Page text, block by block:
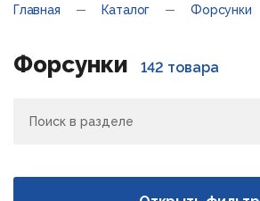
Главная Каталог Форсунки
Форсунки 142 товара